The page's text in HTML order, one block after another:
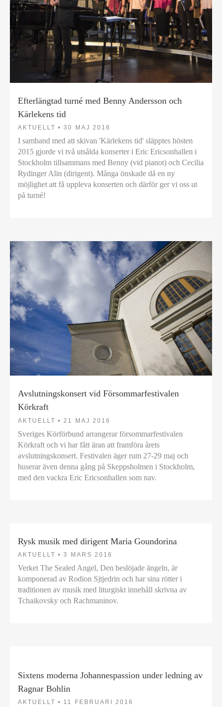
Efterlängtad turné med Benny Andersson och
Kärlekens tid
AKTUELLT • 30 MAJ 2016
I samband med att skivan 'Kärlekens tid' släpptes hösten
2015 gjorde vi två utsålda konserter i Eric Ericsonhallen i
Stockholm tillsammans med Benny (vid pianot) och Cecilia
Rydinger Alin (dirigent). Många önskade då en ny
möjlighet att få uppleva konserten och därför ger vi oss ut
på turné!
Avslutningskonsert vid Försommarfestivalen
Körkraft
AKTUELLT • 21 MAJ 2016
Sveriges Körförbund arrangerar försommarfestivalen
Körkraft och vi har fått äran att framföra årets
avslutningskonsert. Festivalen äger rum 27-29 maj och
huserar även denna gång på Skeppsholmen i Stockholm,
med den vackra Eric Ericsonhallen som nav.
Rysk musik med dirigent Maria Goundorina
AKTUELLT • 3 MARS 2016
Verket The Sealed Angel, Den beslöjade ängeln, är
komponerad av Rodion Sjtjedrin och har sina rötter i
traditionen av musik med liturgiskt innehåll skrivna av
Tchaikovsky och Rachmaninov.
Sixtens moderna Johannespassion under ledning av
Ragnar Bohlin
AKTUELLT • 11 FEBRUARI 2016